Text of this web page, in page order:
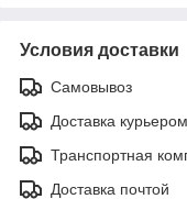
Условия доставки
Самовывоз
Доставка курьером
Транспортная
Доставка почтой